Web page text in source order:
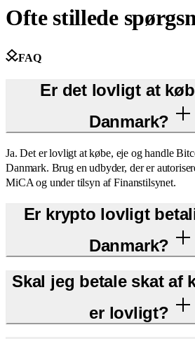
Ofte stillede
FAQ
Er det lovligt at
Danmark?
Ja. Det er lovligt at købe, eje og handle
Danmark. Brug en udbyder, der er
MiCA og under tilsyn af Finanstilsynet.
Er krypto lovligt
Danmark?
Skal jeg betale skat af
er lovligt?